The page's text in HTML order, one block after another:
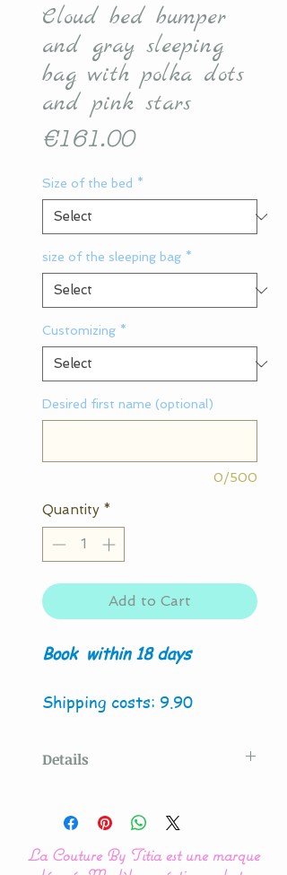
Cloud bed bumper
and gray sleeping
bag with polka dots
and pink stars
€161.00Price
Size of the bed *
size of the sleeping bag *
Customizing *
Desired first name (optional)
0/500
Quantity *
Add to Cart
Book within 18 days
Shipping costs: 9.90
Details
La Couture By Titia
Valance
La Couture By Titia est une marque